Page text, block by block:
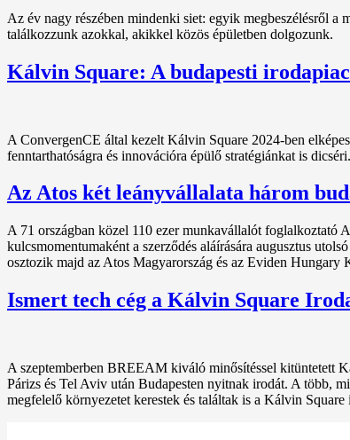
Az év nagy részében mindenki siet: egyik megbeszélésről
találkozzunk azokkal, akikkel közös épületben dolgozunk.
Kálvin Square: A budapesti
A ConvergenCE által kezelt Kálvin Square 2024-ben
fenntarthatóságra és innovációra épülő stratégiánkat is dicséri.
Az Atos két leányvállalata három
A 71 országban közel 110 ezer munkavállalót foglalkoztató
kulcsmomentumaként a szerződés aláírására augusztus
osztozik majd az Atos Magyarország és az Eviden Hungary
Ismert tech cég a Kálvin Square
A szeptemberben BREEAM kiváló minősítéssel kitüntetett
Párizs és Tel Aviv után Budapesten nyitnak irodát. A több,
megfelelő környezetet kerestek és találtak is a Kálvin